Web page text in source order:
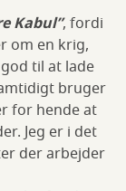
Kabul”, fordi
om en krig,
til at lade
bruger
for hende at
Jeg er i det
der arbejder